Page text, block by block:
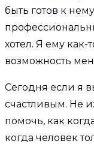
быть готов к
хотел. Я ему как-
возможность
Сегодня если я
счастливым. Не
помочь, как
когда человек